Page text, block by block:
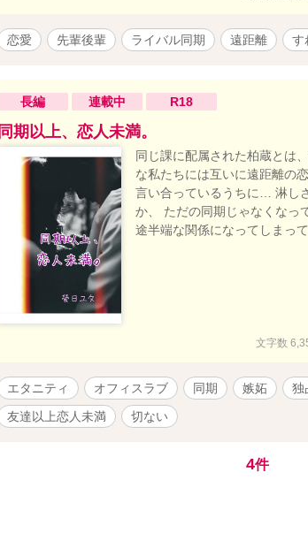
恋愛 先輩後輩 ライバル同期 遠距離 す
長編 連載中 R18
同期以上、恋人未満。
同じ課に配属された柏蔵とは
な私たちには互いに遠距離の
言い合っているうちに… 淋し
か、 ただの同期じゃなくなっ
途半端な関係になってしまって
文字数
エタニティ オフィスラブ 同期 嫉妬 独
友達以上恋人未満
切ない
4件